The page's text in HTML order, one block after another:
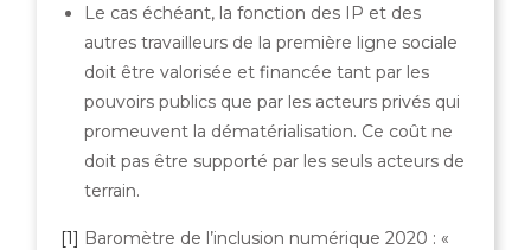
Le cas échéant, la fonction des IP et des
autres travailleurs de la première ligne sociale
doit être valorisée et financée tant par les
pouvoirs publics que par les acteurs privés qui
promeuvent la dématérialisation. Ce coût ne
doit pas être supporté par les seuls acteurs de
terrain.
[1] Baromètre de l’inclusion numérique 2020 : «